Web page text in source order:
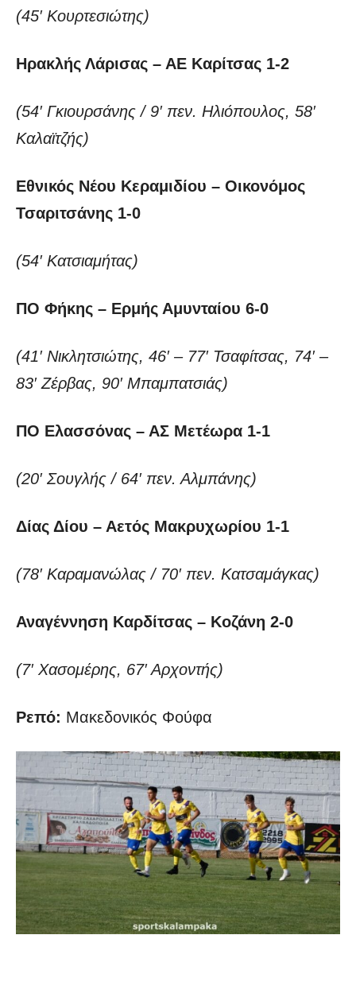
(45′ Κουρτεσιώτης)
Ηρακλής Λάρισας – ΑΕ Καρίτσας 1-2
(54′ Γκιουρσάνης / 9′ πεν. Ηλιόπουλος, 58′
Καλαϊτζής)
Εθνικός Νέου Κεραμιδίου – Οικονόμος
Τσαριτσάνης 1-0
(54′ Κατσιαμήτας)
ΠΟ Φήκης – Ερμής Αμυνταίου 6-0
(41′ Νικλητσιώτης, 46′ – 77′ Τσαφίτσας, 74′ –
83′ Ζέρβας, 90′ Μπαμπατσιάς)
ΠΟ Ελασσόνας – ΑΣ Μετέωρα 1-1
(20′ Σουγλής / 64′ πεν. Αλμπάνης)
Δίας Δίου – Αετός Μακρυχωρίου 1-1
(78′ Καραμανώλας / 70′ πεν. Κατσαμάγκας)
Αναγέννηση Καρδίτσας – Κοζάνη 2-0
(7′ Χασομέρης, 67′ Αρχοντής)
Ρεπό: Μακεδονικός Φούφα